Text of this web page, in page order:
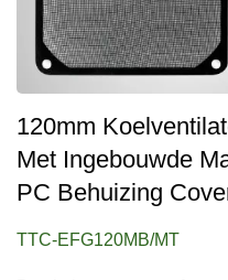
120mm
Met Ingebouwde
PC Behuizing
TTC-EFG120MB/MT